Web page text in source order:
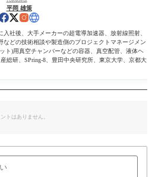
平岡 雄策
社後、大手メーカーの超電導加速器、放射線照射、
などの技術相談や製造側のプロジェクトマネージメン
ト)用真空チャンバーなどの容器、真空配管、液体ヘ
総研、SPring-8、豊田中央研究所、東京大学、京都大
トはありません。